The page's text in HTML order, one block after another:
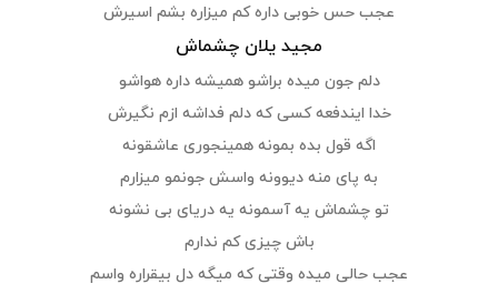
عجب حس خوبی داره کم میزاره بشم اسیرش
مجید یلان چشماش
دلم جون میده براشو همیشه داره هواشو
خدا ایندفعه کسی که دلم فداشه ازم نگیرش
اگه قول بده بمونه همینجوری عاشقونه
به پای منه دیوونه واسش جونمو میزارم
تو چشماش یه آسمونه یه دریای بی نشونه
باش چیزی کم ندارم
عجب حالی میده وقتی که میگه دل بیقراره واسم